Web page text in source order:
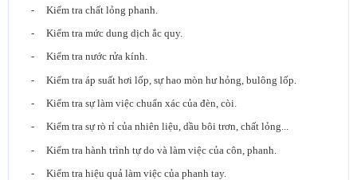
- Kiểm tra chất lỏng phanh.
- Kiểm tra mức dung dịch ắc quy.
- Kiểm tra nước rửa kính.
- Kiểm tra áp suất hơi lốp, sự hao mòn hư hỏng, bulông lốp.
- Kiểm tra sự làm việc chuẩn xác của đèn, còi.
- Kiểm tra sự rò rỉ của nhiên liệu, dầu bôi trơn, chất lỏng...
- Kiểm tra hành trình tự do và làm việc của côn, phanh.
- Kiểm tra hiệu quả làm việc của phanh tay.